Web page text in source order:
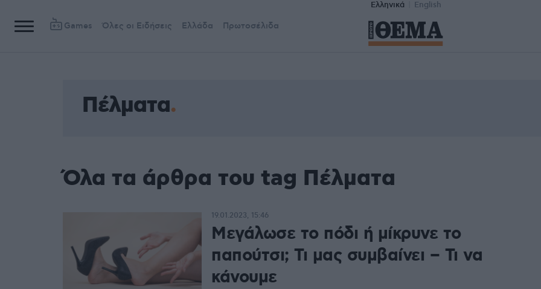
Ελληνικά English
Games Όλες οι Ειδήσεις Ελλάδα Πρωτοσέλιδα
Πέλματα
Όλα τα άρθρα του tag Πέλματα
Μεγάλωσε το πόδι ή μίκρυνε το
παπούτσι; Τι μας συμβαίνει – Τι να
κάνουμε
19.01.2023, 15:46